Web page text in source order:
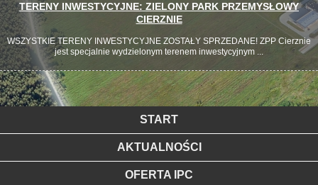
TERENY INWESTYCYJNE: ZIELONY PARK PRZEMYSŁOWY
CIERZNIE
WSZYSTKIE TERENY INWESTYCYJNE ZOSTAŁY SPRZEDANE! ZPP Cierznie
jest specjalnie wydzielonym terenem inwestycyjnym ...
START
AKTUALNOŚCI
OFERTA IPC